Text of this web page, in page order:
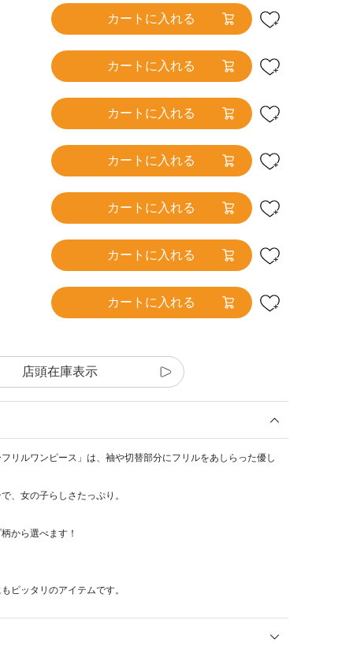
カートに入れる
カートに入れる
カートに入れる
カートに入れる
カートに入れる
カートに入れる
カートに入れる
店頭在庫表示
リルワンピース」は、袖や切替部分にフリルをあしらった優し
、女の子らしさたっぷり。
から選べます！
ピッタリのアイテムです。